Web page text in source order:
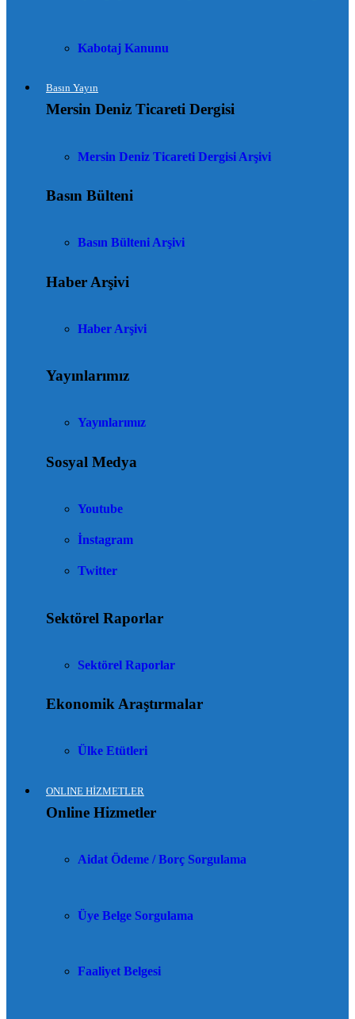
Kabotaj Kanunu
Basın Yayın
Mersin Deniz Ticareti Dergisi
Mersin Deniz Ticareti Dergisi Arşivi
Basın Bülteni
Basın Bülteni Arşivi
Haber Arşivi
Haber Arşivi
Yayınlarımız
Yayınlarımız
Sosyal Medya
Youtube
İnstagram
Twitter
Sektörel Raporlar
Sektörel Raporlar
Ekonomik Araştırmalar
Ülke Etütleri
ONLINE HİZMETLER
Online Hizmetler
Aidat Ödeme / Borç Sorgulama
Üye Belge Sorgulama
Faaliyet Belgesi